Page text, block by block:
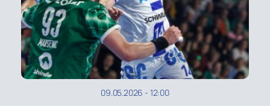
09.05.2026 - 12:00